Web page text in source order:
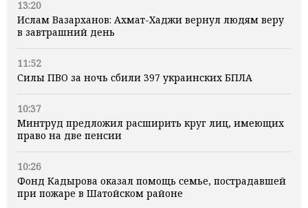
13:20
Ислам Вазарханов: Ахмат-Хаджи вернул людям веру
в завтрашний день
11:52
Силы ПВО за ночь сбили 397 украинских БПЛА
10:37
Минтруд предложил расширить круг лиц, имеющих
право на две пенсии
10:26
Фонд Кадырова оказал помощь семье, пострадавшей
при пожаре в Шатойском районе